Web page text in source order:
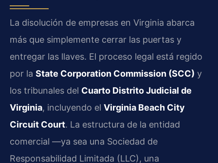
La disolución de empresas en Virginia abarca
más que simplemente cerrar las puertas y
entregar las llaves. El proceso legal está regido
por la State Corporation Commission (SCC) y
los tribunales del Cuarto Distrito Judicial de
Virginia, incluyendo el Virginia Beach City
Circuit Court. La estructura de la entidad
comercial —ya sea una Sociedad de
Responsabilidad Limitada (LLC), una